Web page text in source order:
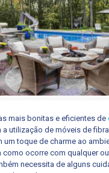
mais bonitas e eficientes de
a utilização de móveis de
um toque de charme ao
como ocorre com qualquer
necessita de alguns